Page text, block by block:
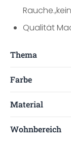
Qualität
Thema
Farbe
Material
Wohnbereich